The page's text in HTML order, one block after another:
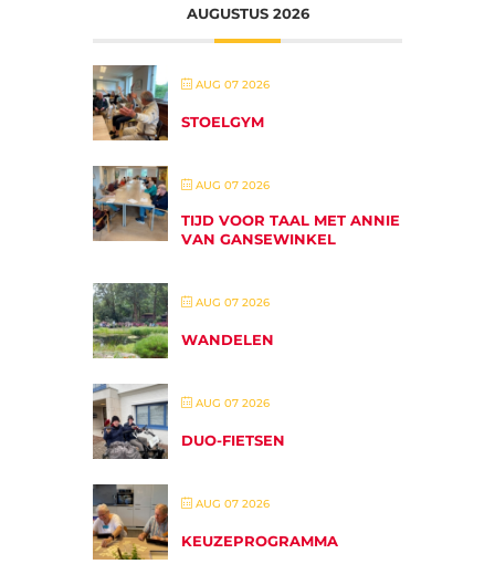
AUGUSTUS 2026
AUG 07 2026
STOELGYM
AUG 07 2026
TIJD VOOR TAAL MET ANNIE
VAN GANSEWINKEL
AUG 07 2026
WANDELEN
AUG 07 2026
DUO-FIETSEN
AUG 07 2026
KEUZEPROGRAMMA